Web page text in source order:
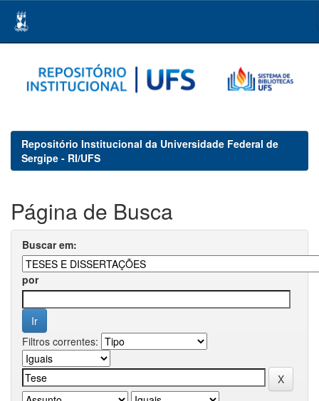
navigation
Repositório Institucional da Universidade Federal de
Sergipe - RI/UFS
Página de Busca
Buscar em:
por
Filtros correntes: